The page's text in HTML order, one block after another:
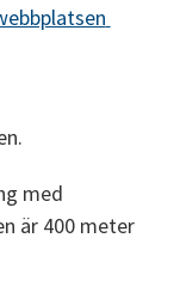
med
är 400 meter